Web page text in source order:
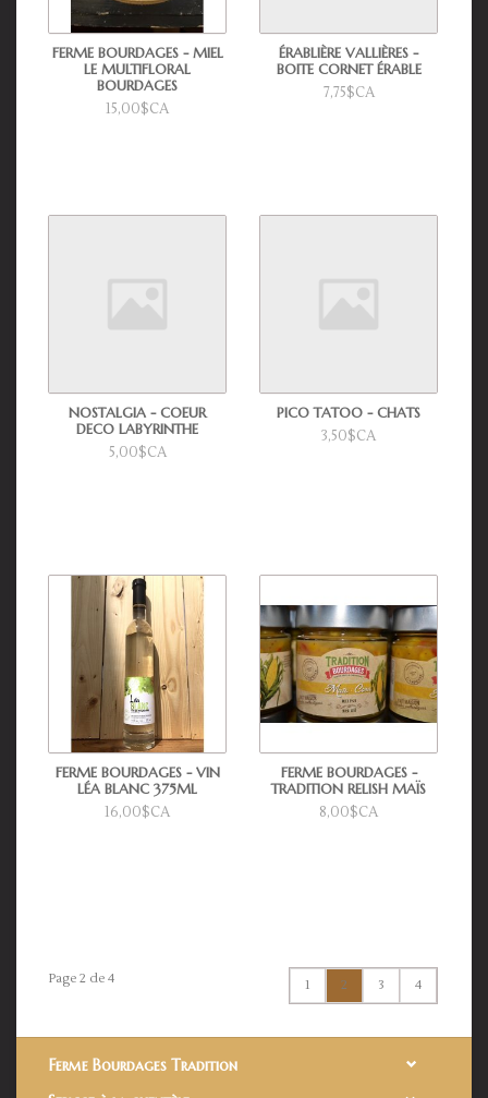
FERME BOURDAGES - MIEL
LE MULTIFLORAL
BOURDAGES
15,00$CA
ÉRABLIÈRE VALLIÈRES -
BOITE CORNET ÉRABLE
7,75$CA
NOSTALGIA - COEUR
DECO LABYRINTHE
5,00$CA
PICO TATOO - CHATS
3,50$CA
FERME BOURDAGES - VIN
LÉA BLANC 375ML
16,00$CA
FERME BOURDAGES -
TRADITION RELISH MAÏS
8,00$CA
Page 2 de 4 1 2 3 4
Ferme Bourdages Tradition